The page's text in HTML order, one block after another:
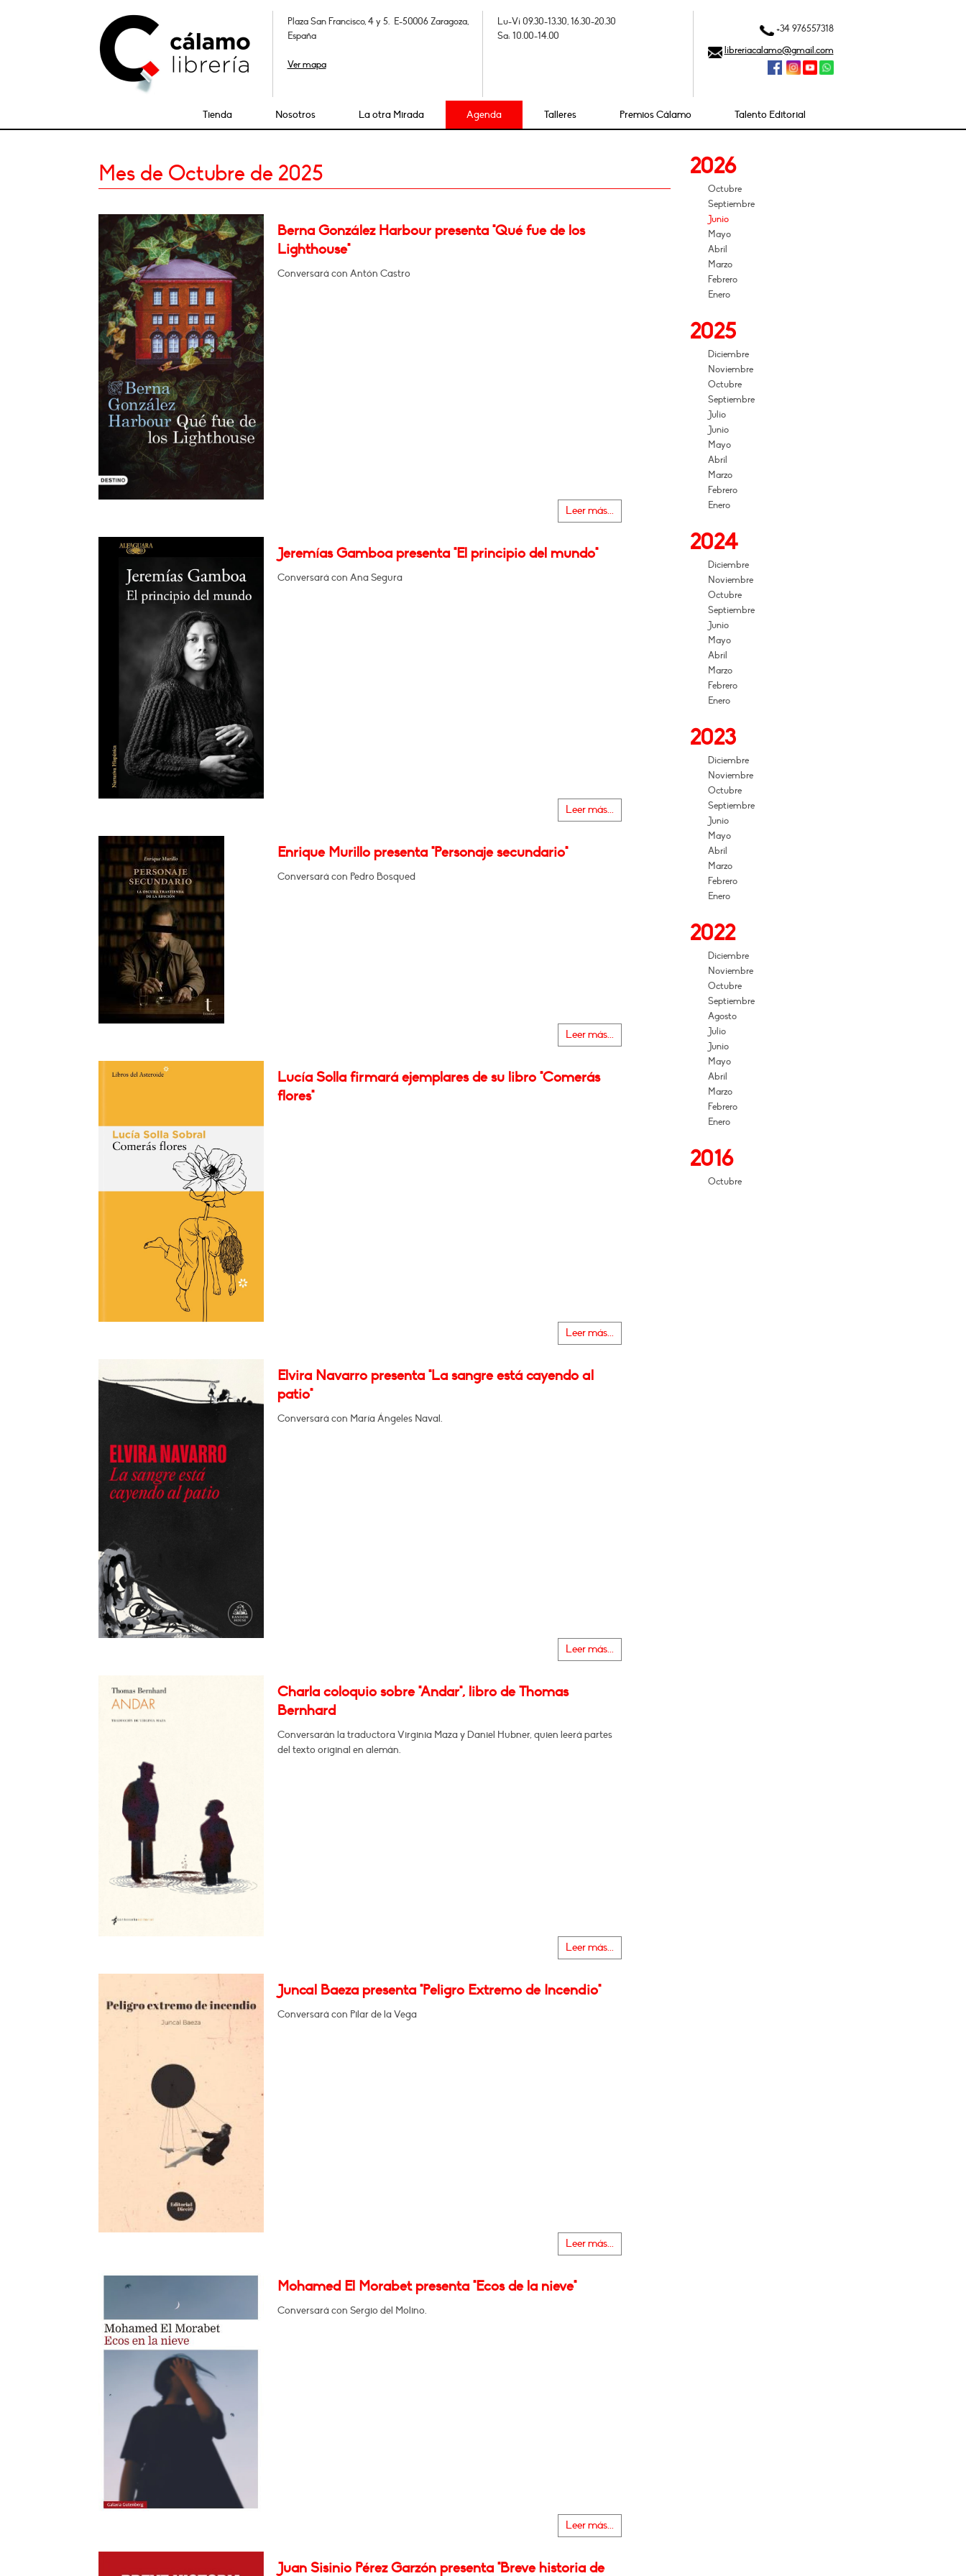
Plaza San Francisco, 4 y 5. E-50006 Zaragoza,
España
Ver mapa
Lu-Vi 09.30-13.30, 16.30-20.30
Sa: 10.00-14.00
+34 976557318
libreriacalamo@gmail.com
Tienda Nosotros La otra Mirada Agenda Talleres Premios Cálamo Talento Editorial
Mes de Octubre de 2025
Berna González Harbour presenta "Qué fue de los
Lighthouse"
Conversará con Antón Castro
Leer más...
Jeremías Gamboa presenta "El principio del mundo"
Conversará con Ana Segura
Leer más...
Enrique Murillo presenta "Personaje secundario"
Conversará con Pedro Bosqued
Leer más...
Lucía Solla firmará ejemplares de su libro "Comerás
flores"
Leer más...
Elvira Navarro presenta "La sangre está cayendo al
patio"
Conversará con María Ángeles Naval.
Leer más...
Charla coloquio sobre "Andar", libro de Thomas
Bernhard
Conversarán la traductora Virginia Maza y Daniel Hubner, quien leerá partes
del texto original en alemán.
Leer más...
Juncal Baeza presenta "Peligro Extremo de Incendio"
Conversará con Pilar de la Vega
Leer más...
Mohamed El Morabet presenta "Ecos de la nieve"
Conversará con Sergio del Molino.
Leer más...
Juan Sisinio Pérez Garzón presenta "Breve historia de
2026
Octubre
Septiembre
Junio
Mayo
Abril
Marzo
Febrero
Enero
2025
Diciembre
Noviembre
Octubre
Septiembre
Julio
Junio
Mayo
Abril
Marzo
Febrero
Enero
2024
Diciembre
Noviembre
Octubre
Septiembre
Junio
Mayo
Abril
Marzo
Febrero
Enero
2023
Diciembre
Noviembre
Octubre
Septiembre
Junio
Mayo
Abril
Marzo
Febrero
Enero
2022
Diciembre
Noviembre
Octubre
Septiembre
Agosto
Julio
Junio
Mayo
Abril
Marzo
Febrero
Enero
2016
Octubre